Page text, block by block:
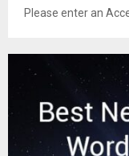
Please enter an